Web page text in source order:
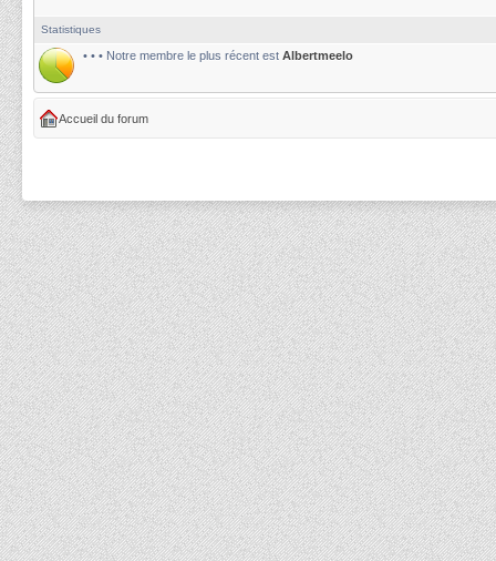
Statistiques
• • • Notre membre le plus récent est Albertmeelo
Accueil du forum